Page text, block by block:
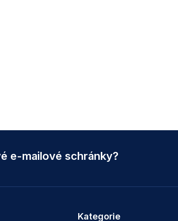
e-mailové schránky?
Kategorie